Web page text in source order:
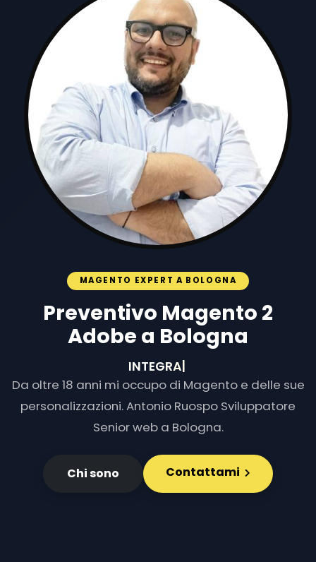
MAGENTO EXPERT A BOLOGNA
Preventivo Magento 2
Adobe a Bologna
INTEGRAZIONI E
Da oltre 18 anni mi occupo di Magento e delle sue
personalizzazioni. Antonio Ruospo Sviluppatore
Senior web a Bologna.
Chi sono Contattami